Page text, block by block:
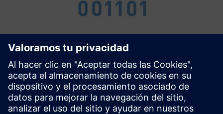
Connectivity Extension
Conectividad simplificada con dispositivos MindConnect
(MindConnect Nano, MindConnect IOT2040) La
Connectivity Extension es el pegamento entre Siemens TIA
Portal y Siemens Insights Hub. Configura sus dispositivos